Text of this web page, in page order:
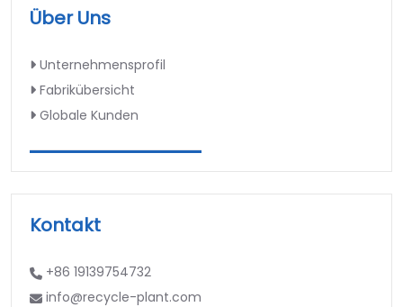
Über Uns
Unternehmensprofil
Fabrikübersicht
Globale Kunden
Kontakt
+86 19139754732
info@recycle-plant.com